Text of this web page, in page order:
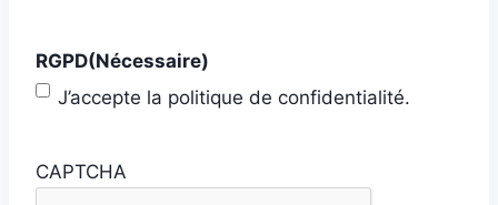
RGPD(Nécessaire)
J’accepte la politique de confidentialité.
CAPTCHA